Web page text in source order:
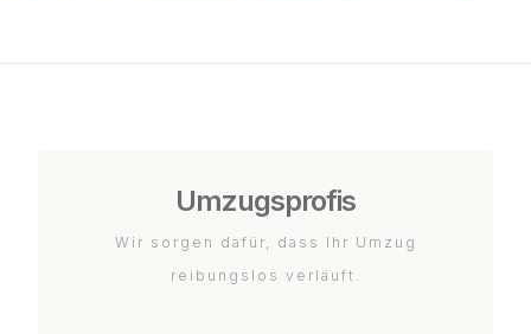
Umzugsprofis
Wir sorgen dafür, dass Ihr Umzug
reibungslos verläuft.